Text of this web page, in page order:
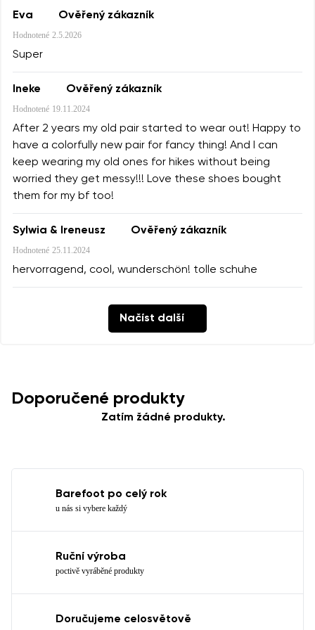
Eva Ověřený zákazník
Hodnotené 2.5.2026
Super
Ineke Ověřený zákazník
Hodnotené 19.11.2024
After 2 years my old pair started to wear out! Happy to
have a colorfully new pair for fancy thing! And I can
keep wearing my old ones for hikes without being
worried they get messy!!! Love these shoes bought
them for my bf too!
Sylwia & Ireneusz Ověřený zákazník
Hodnotené 25.11.2024
hervorragend, cool, wunderschön! tolle schuhe
Načíst další
Doporučené produkty
Zatím žádné produkty.
Barefoot po celý rok
u nás si vybere každý
Ruční výroba
poctivě vyráběné produkty
Doručujeme celosvětově